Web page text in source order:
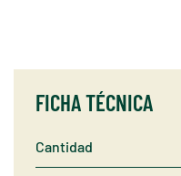
FICHA TÉCNICA
Cantidad